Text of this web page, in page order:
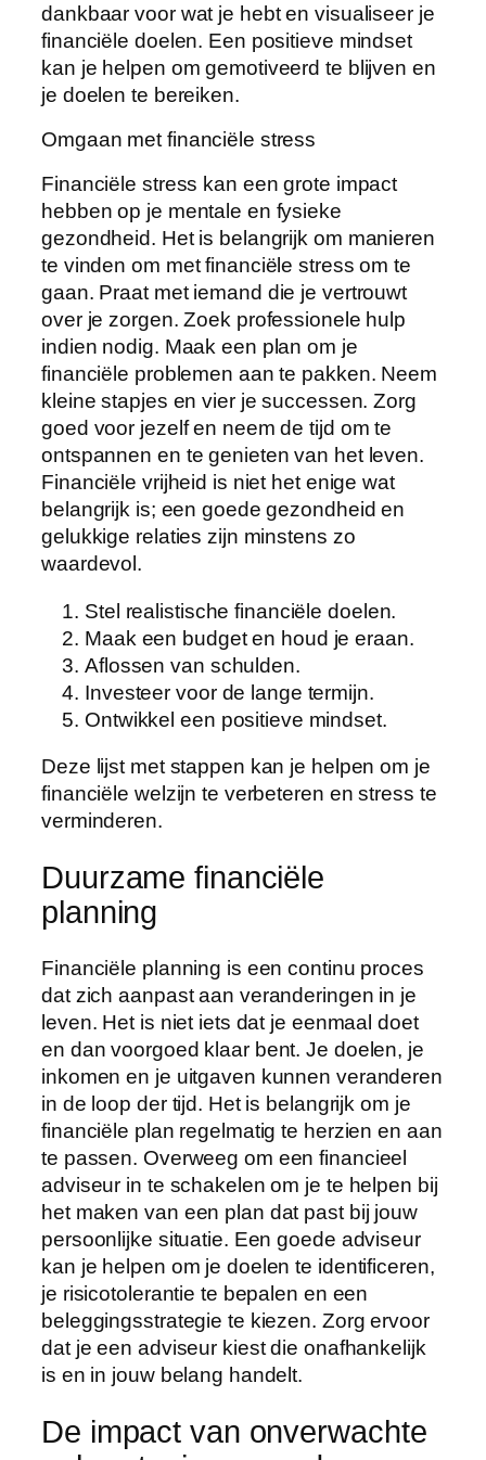
dankbaar voor wat je hebt en visualiseer je
financiële doelen. Een positieve mindset
kan je helpen om gemotiveerd te blijven en
je doelen te bereiken.
Omgaan met financiële stress
Financiële stress kan een grote impact
hebben op je mentale en fysieke
gezondheid. Het is belangrijk om manieren
te vinden om met financiële stress om te
gaan. Praat met iemand die je vertrouwt
over je zorgen. Zoek professionele hulp
indien nodig. Maak een plan om je
financiële problemen aan te pakken. Neem
kleine stapjes en vier je successen. Zorg
goed voor jezelf en neem de tijd om te
ontspannen en te genieten van het leven.
Financiële vrijheid is niet het enige wat
belangrijk is; een goede gezondheid en
gelukkige relaties zijn minstens zo
waardevol.
Stel realistische financiële doelen.
Maak een budget en houd je eraan.
Aflossen van schulden.
Investeer voor de lange termijn.
Ontwikkel een positieve mindset.
Deze lijst met stappen kan je helpen om je
financiële welzijn te verbeteren en stress te
verminderen.
Duurzame financiële
planning
Financiële planning is een continu proces
dat zich aanpast aan veranderingen in je
leven. Het is niet iets dat je eenmaal doet
en dan voorgoed klaar bent. Je doelen, je
inkomen en je uitgaven kunnen veranderen
in de loop der tijd. Het is belangrijk om je
financiële plan regelmatig te herzien en aan
te passen. Overweeg om een financieel
adviseur in te schakelen om je te helpen bij
het maken van een plan dat past bij jouw
persoonlijke situatie. Een goede adviseur
kan je helpen om je doelen te identificeren,
je risicotolerantie te bepalen en een
beleggingsstrategie te kiezen. Zorg ervoor
dat je een adviseur kiest die onafhankelijk
is en in jouw belang handelt.
De impact van onverwachte